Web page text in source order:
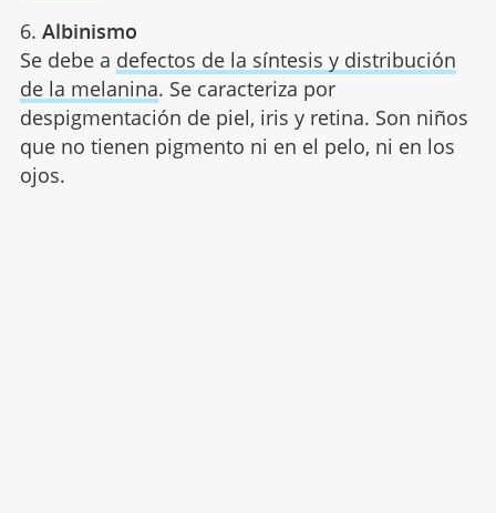
6. Albinismo
Se debe a defectos de la síntesis y distribución
de la melanina. Se caracteriza por
despigmentación de piel, iris y retina. Son niños
que no tienen pigmento ni en el pelo, ni en los
ojos.